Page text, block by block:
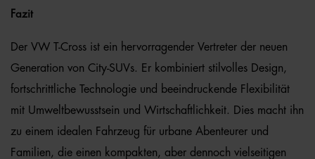
Fazit
Der VW T-Cross ist ein hervorragender Vertreter der neuen
Generation von City-SUVs. Er kombiniert stilvolles Design,
fortschrittliche Technologie und beeindruckende Flexibilität
mit Umweltbewusstsein und Wirtschaftlichkeit. Dies macht ihn
zu einem idealen Fahrzeug für urbane Abenteurer und
Familien, die einen kompakten, aber dennoch vielseitigen